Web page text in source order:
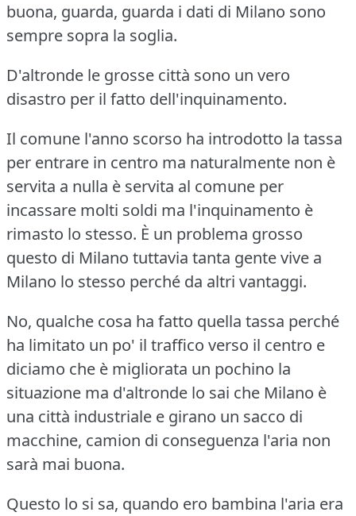
buona, guarda, guarda i dati di Milano sono
sempre sopra la soglia.
D'altronde le grosse città sono un vero
disastro per il fatto dell'inquinamento.
Il comune l'anno scorso ha introdotto la tassa
per entrare in centro ma naturalmente non è
servita a nulla è servita al comune per
incassare molti soldi ma l'inquinamento è
rimasto lo stesso. È un problema grosso
questo di Milano tuttavia tanta gente vive a
Milano lo stesso perché da altri vantaggi.
No, qualche cosa ha fatto quella tassa perché
ha limitato un po' il traffico verso il centro e
diciamo che è migliorata un pochino la
situazione ma d'altronde lo sai che Milano è
una città industriale e girano un sacco di
macchine, camion di conseguenza l'aria non
sarà mai buona.
Questo lo si sa, quando ero bambina l'aria era